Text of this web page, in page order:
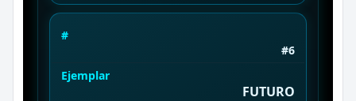
#
#6
Ejemplar
FUTURO